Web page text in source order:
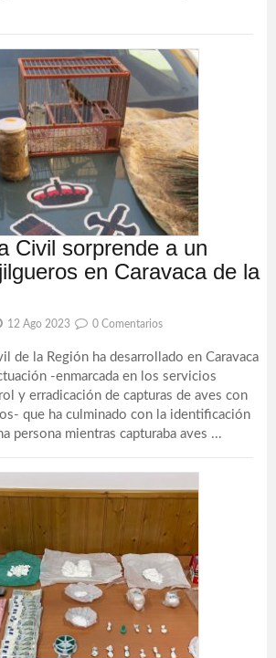
Civil sorprende a un
en Caravaca de la
12 Ago 2023 0 Comentarios
de la Región ha desarrollado en Caravaca
-enmarcada en los servicios
y erradicación de capturas de aves con
que ha culminado con la identificación
persona mientras capturaba aves ...